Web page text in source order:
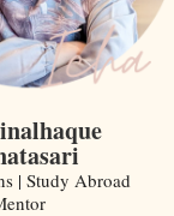
| Study Abroad